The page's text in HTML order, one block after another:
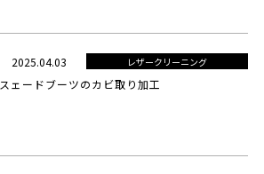
2025.04.03 レザークリーニング
スェードブーツのカビ取り加工